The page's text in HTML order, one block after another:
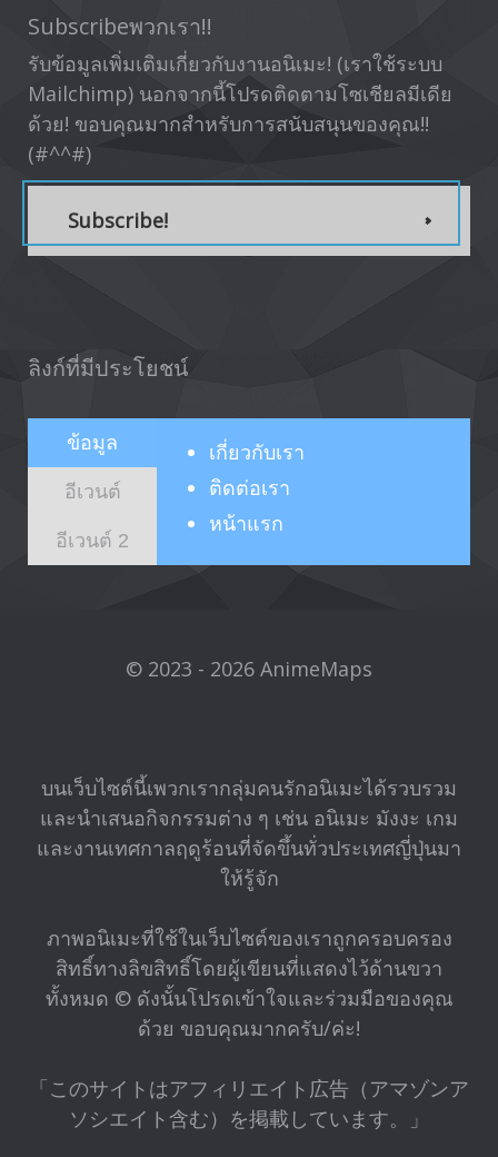
Subscribeพวกเรา!!
รับข้อมูลเพิ่มเติมเกี่ยวกับงานอนิเมะ! (เราใช้ระบบ
Mailchimp) นอกจากนี้โปรดติดตามโซเชียลมีเดีย
ด้วย! ขอบคุณมากสำหรับการสนับสนุนของคุณ!!
(#^^#)
Subscribe!
ลิงก์ที่มีประโยชน์
ข้อมูล
อีเวนต์
อีเวนต์ 2
เกี่ยวกับเรา
ติดต่อเรา
หน้าแรก
© 2023 - 2026 AnimeMaps
บนเว็บไซต์นี้เพวกเรากลุ่มคนรักอนิเมะได้รวบรวม
และนำเสนอกิจกรรมต่าง ๆ เช่น อนิเมะ มังงะ เกม
และงานเทศกาลฤดูร้อนที่จัดขึ้นทั่วประเทศญี่ปุ่นมา
ให้รู้จัก
ภาพอนิเมะที่ใช้ในเว็บไซต์ของเราถูกครอบครอง
สิทธิ์ทางลิขสิทธิ์โดยผู้เขียนที่แสดงไว้ด้านขวา
ทั้งหมด © ดังนั้นโปรดเข้าใจและร่วมมือของคุณ
ด้วย ขอบคุณมากครับ/ค่ะ!
「このサイトはアフィリエイト広告（アマゾンア
ソシエイト含む）を掲載しています。」